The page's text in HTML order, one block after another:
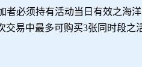
者必须持有活动当日有效之海
易中最多可购买3张同时段之